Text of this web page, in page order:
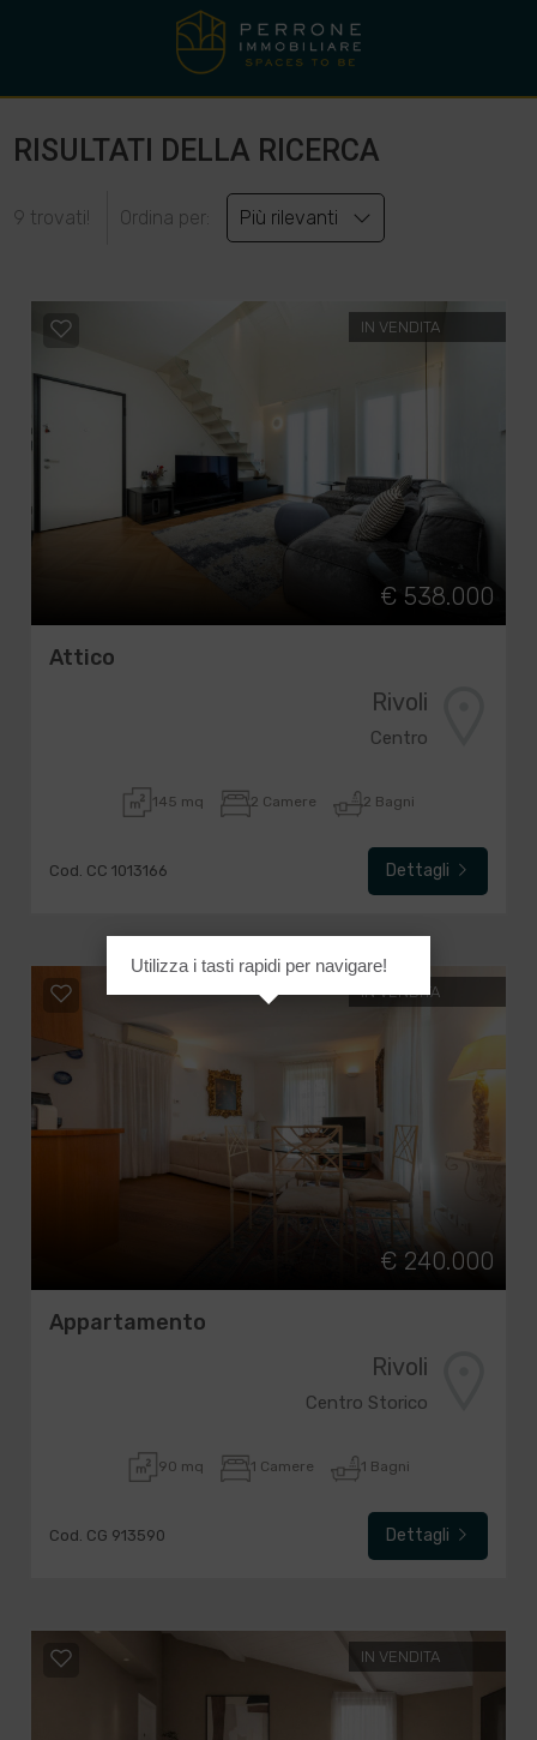
RISULTATI DELLA RICERCA
9 trovati! Ordina per: Più rilevanti
IN VENDITA
€ 538.000
Attico
Rivoli
Centro
145 mq 2 Camere 2 Bagni
Cod. CC 1013166 Dettagli
IN VENDITA
€ 240.000
Appartamento
Rivoli
Centro Storico
90 mq 1 Camere 1 Bagni
Cod. CG 913590 Dettagli
IN VENDITA
Utilizza i tasti rapidi per navigare!